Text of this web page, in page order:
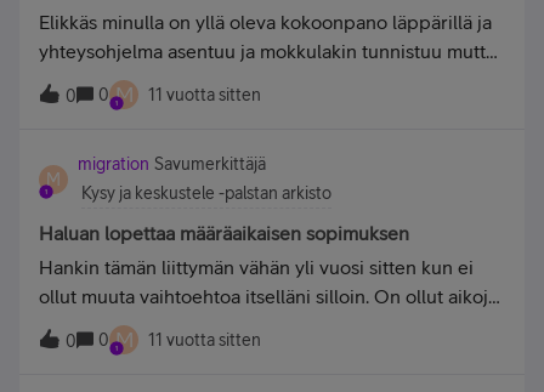
Elikkäs minulla on yllä oleva kokoonpano läppärillä ja
yhteysohjelma asentuu ja mokkulakin tunnistuu mutta
kun nettiin haluaa yhdistää, ei yhdisty ja näytää vaan
dialogia 'yhdistä uudelleen' vaikka kuinka painelee
kunnes painaa cancel. Tekstiviestin lähettäminen kyllä
onnistuu. Perusjutut on tehty, boottailtu, uudelleen
asennettu jne.
0 0 M 11 vuotta sitten
M
migration Savumerkittäjä
Kysy ja keskustele -palstan arkisto
Haluan lopettaa määräaikaisen sopimuksen
Hankin tämän liittymän vähän yli vuosi sitten kun ei
ollut muuta vaihtoehtoa itselläni silloin. On ollut aikoja
jolloin netti ei ole toiminut jopa päivään, mutta niin ei
ole sentään käynyt tänä vuonna.Yleiset Ongelmat: -
0 0 M 11 vuotta sitten